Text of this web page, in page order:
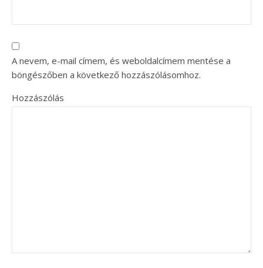
A nevem, e-mail címem, és weboldalcímem mentése a
böngészőben a következő hozzászólásomhoz.
Hozzászólás